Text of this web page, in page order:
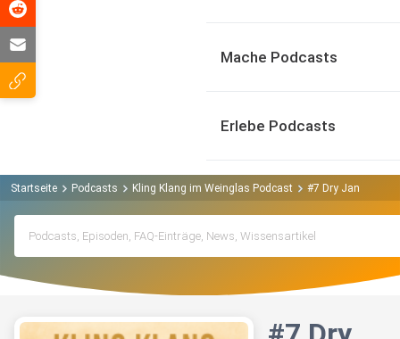
Mache Podcasts
Erlebe Podcasts
Startseite Podcasts Kling Klang im Weinglas Podcast #7 Dry January